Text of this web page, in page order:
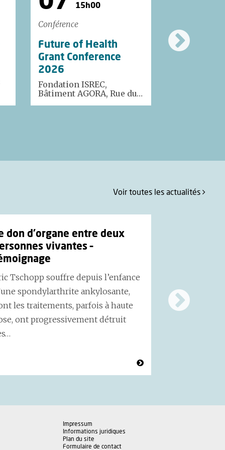
15h00
Conférence
Future of Health
Grant Conference
2026
Fondation ISREC,
Bâtiment AGORA, Rue du…
IUFRS :
Voir toutes les actualités
don d’organe entre deux
vivantes –
Tschopp souffre depuis l’enfance
spondylarthrite ankylosante,
les traitements, parfois à haute
ont progressivement détruit
AIRIS
génération
Impressum
Informations juridiques
Plan du site
Formulaire de contact